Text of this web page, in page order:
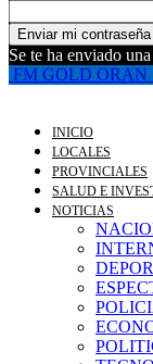
Se te ha enviado
FM GOLD ORAN
INICIO
LOCALES
PROVINCIALES
SALUD E
NOTICIAS